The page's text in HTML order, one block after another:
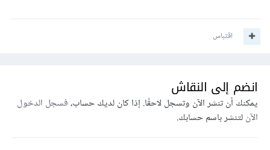
اقتباس
انضم إلى النقاش
يمكنك أن تنشر الآن وتسجل لاحقًا. إذا كان لديك حساب،فسجل الدخول
الآنلتنشر باسم حسابك.